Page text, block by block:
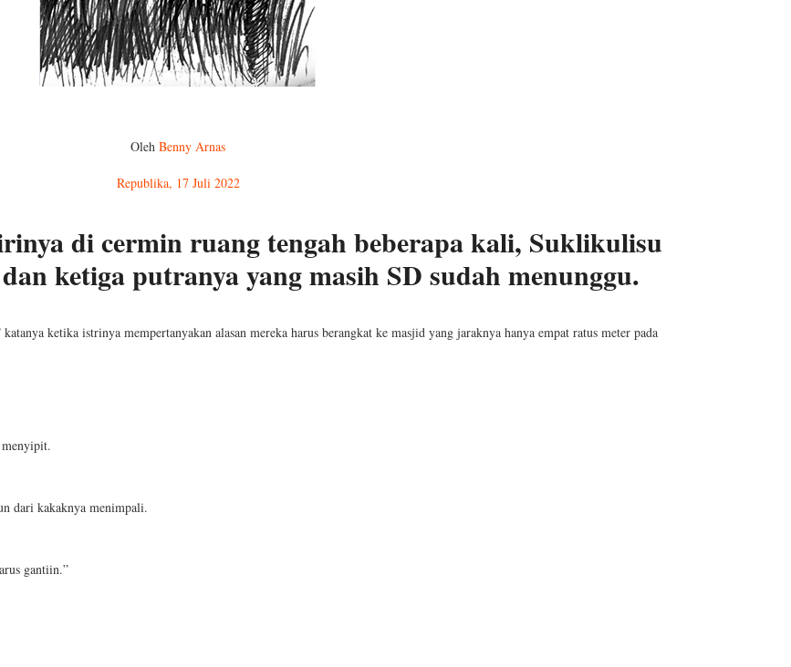
Oleh Benny Arnas
Republika, 17 Juli 2022
di cermin ruang tengah beberapa kali, Suklikulisu
ketiga putranya yang masih SD sudah menunggu.
ketika istrinya mempertanyakan alasan mereka harus berangkat ke masjid yang jaraknya hanya empat ratus meter pada
menyipit.
dari kakaknya menimpali.
gantiin.”